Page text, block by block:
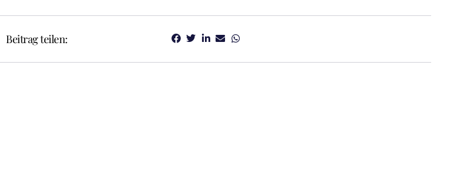
Beitrag teilen: